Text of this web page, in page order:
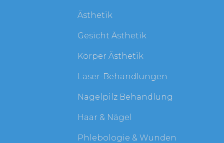
Ästhetik
Gesicht Ästhetik
Körper Ästhetik
Laser-Behandlungen
Nagelpilz Behandlung
Haar & Nägel
Phlebologie & Wunden